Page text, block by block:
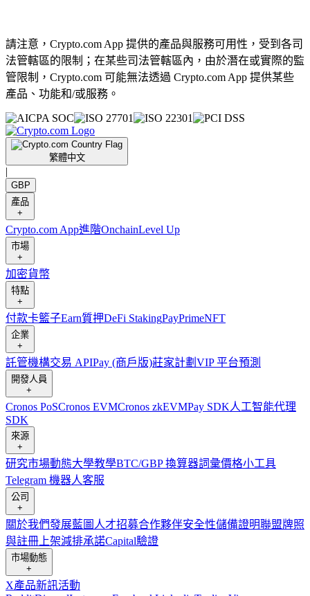
請注意，Crypto.com App 提供的產品與服務可用性，受到各司
法管轄區的限制；在某些司法管轄區內，由於潛在或實際的監
管限制，Crypto.com 可能無法透過 Crypto.com App 提供某些
產品、功能和/或服務。
繁體中文
|
GBP
產品
+
Crypto.com App進階OnchainLevel Up
市場
+
加密貨幣
特點
+
付款卡籃子Earn質押DeFi StakingPayPrimeNFT
企業
+
託管機構交易 APIPay (商戶版)莊家計劃 VIP 平台預測
開發人員
+
Cronos PoSCronos EVMCronos zkEVMPay SDK人工智能代理
SDK
來源
+
研究市場動態大學教學BTC/GBP 換算器詞彙價格小工具
Telegram 機器人客服
公司
+
關於我們發展藍圖 人才招募合作夥伴安全性儲備證明聯盟牌照
與註冊 上架減排承諾Capital驗證
市場動態
+
X產品新訊活動